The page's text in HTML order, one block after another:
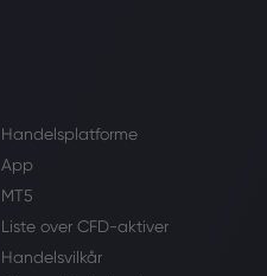
Handelsplatforme
App
MT5
Liste over CFD-aktiver
Handelsvilkår